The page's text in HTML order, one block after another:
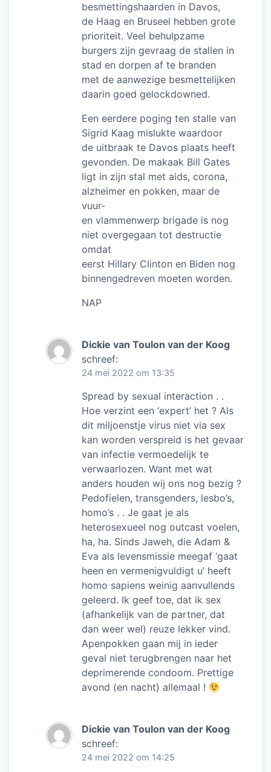
besmettingshaarden in Davos,
de Haag en Bruseel hebben grote
prioriteit. Veel behulpzame
burgers zijn gevraag de stallen in
stad en dorpen af te branden
met de aanwezige besmettelijken
daarin goed gelockdowned.
Een eerdere poging ten stalle van
Sigrid Kaag mislukte waardoor
de uitbraak te Davos plaats heeft
gevonden. De makaak Bill Gates
ligt in zijn stal met aids, corona,
alzheimer en pokken, maar de
vuur-
en vlammenwerp brigade is nog
niet overgegaan tot destructie
omdat
eerst Hillary Clinton en Biden nog
binnengedreven moeten worden.
NAP
Dickie van Toulon van der Koog
schreef:
24 mei 2022 om 13:35
Spread by sexual interaction . .
Hoe verzint een ‘expert’ het ? Als
dit miljoenstje virus niet via sex
kan worden verspreid is het gevaar
van infectie vermoedelijk te
verwaarlozen. Want met wat
anders houden wij ons nog bezig ?
Pedofielen, transgenders, lesbo’s,
homo’s . . Je gaat je als
heterosexueel nog outcast voelen,
ha, ha. Sinds Jaweh, die Adam &
Eva als levensmissie meegaf ‘gaat
heen en vermenigvuldigt u’ heeft
homo sapiens weinig aanvullends
geleerd. Ik geef toe, dat ik sex
(afhankelijk van de partner, dat
dan weer wel) reuze lekker vind.
Apenpokken gaan mij in ieder
geval niet terugbrengen naar het
deprimerende condoom. Prettige
avond (en nacht) allemaal !
Dickie van Toulon van der Koog
schreef:
24 mei 2022 om 14:25